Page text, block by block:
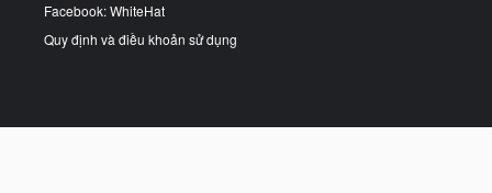
Facebook: WhiteHat
Quy định và điều khoản sử dụng